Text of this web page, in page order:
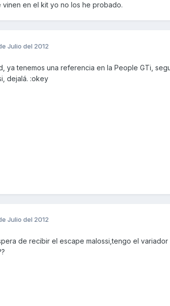
vinen en el kit yo no los he probado.
Julio del 2012
ya tenemos una referencia en la People GTi,
dejalá. :okey
Julio del 2012
de recibir el escape malossi,tengo el